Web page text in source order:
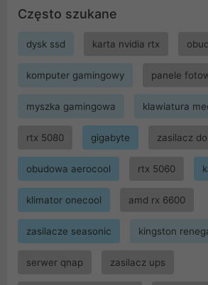
Często szukane
dysk ssd karta nvidia rtx
komputer gamingowy panele
myszka gamingowa klawiatura
rtx 5080 gigabyte zasilacz
obudowa aerocool rtx 5060
klimator onecool amd rx 6600
zasilacze seasonic kingston
serwer qnap zasilacz ups